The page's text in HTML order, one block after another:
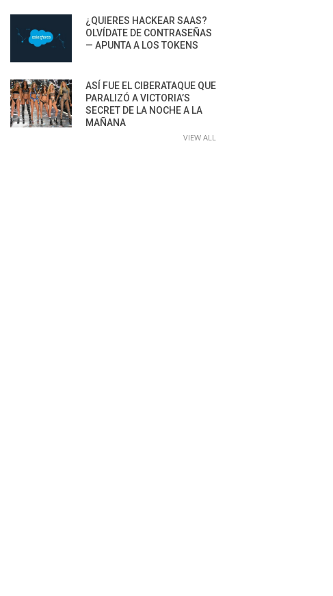
¿QUIERES HACKEAR SAAS?
OLVÍDATE DE CONTRASEÑAS
— APUNTA A LOS TOKENS
ASÍ FUE EL CIBERATAQUE QUE
PARALIZÓ A VICTORIA’S
SECRET DE LA NOCHE A LA
MAÑANA
VIEW ALL